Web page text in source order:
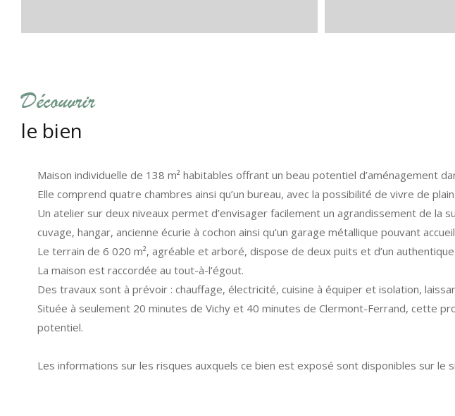
découvrir
le bien
Maison individuelle de 138 m² habitables offrant un beau potentiel d’aménagement
Elle comprend quatre chambres ainsi qu’un bureau, avec la possibilité de vivre de
Un atelier sur deux niveaux permet d’envisager facilement un agrandissement de
cuvage, hangar, ancienne écurie à cochon ainsi qu’un garage métallique pouvant
Le terrain de 6 020 m², agréable et arboré, dispose de deux puits et d’un
La maison est raccordée au tout-à-l’égout.
Des travaux sont à prévoir : chauffage, électricité, cuisine à équiper et isolation,
Située à seulement 20 minutes de Vichy et 40 minutes de Clermont-Ferrand, cette
potentiel.
Les informations sur les risques auxquels ce bien est exposé sont disponibles sur le